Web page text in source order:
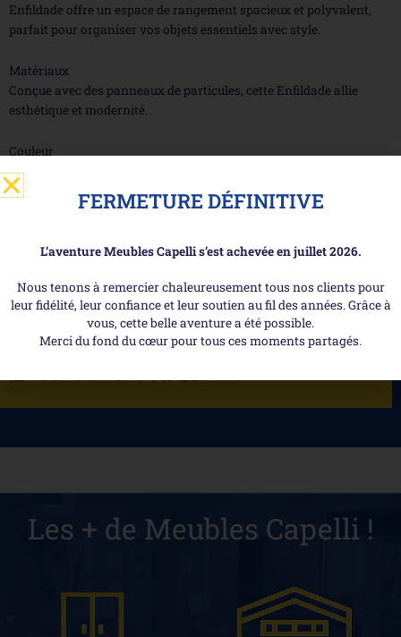
Enfildade offre un espace de rangement spacieux et polyvalent,
parfait pour organiser vos objets essentiels avec style.
Matériaux
Conçue avec des panneaux de particules, cette Enfildade allie
esthétique et modernité.
Couleur
Son décor granule gris clair à l’aspect texturé ajoute une touche
sophistiquée à votre intérieur.
Son montage facile vous permet de créer rapidement et facilement
directement à votre domicile pour notre équipe.
Découvrez-aussi ...
Les + de Meubles Capelli !
FERMETURE DÉFINITIVE
L’aventure Meubles Capelli s’est achevée en juillet 2026.
Nous tenons à remercier chaleureusement tous nos clients pour
leur fidélité, leur confiance et leur soutien au fil des années. Grâce à
vous, cette belle aventure a été possible.
Merci du fond du cœur pour tous ces moments partagés.